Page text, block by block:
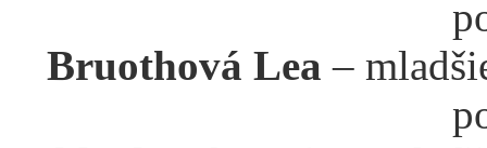
Bruothová Lea –